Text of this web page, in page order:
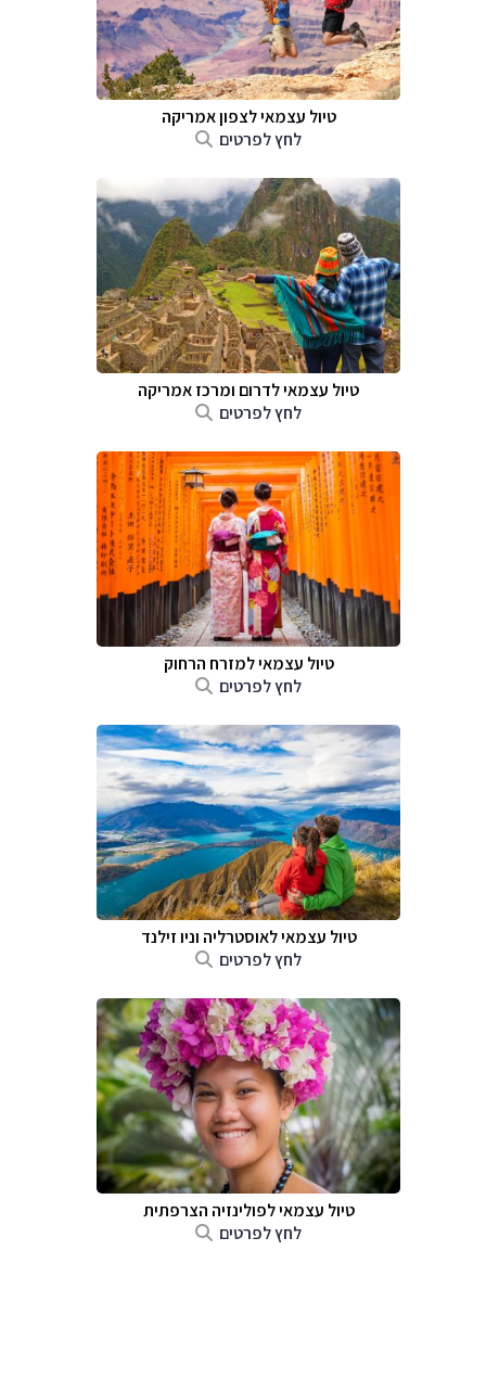
טיול עצמאי לצפון אמריקה
לחץ לפרטים
טיול עצמאי לדרום ומרכז אמריקה
לחץ לפרטים
טיול עצמאי למזרח הרחוק
לחץ לפרטים
טיול עצמאי לאוסטרליה וניו זילנד
לחץ לפרטים
טיול עצמאי לפולינזיה הצרפתית
לחץ לפרטים